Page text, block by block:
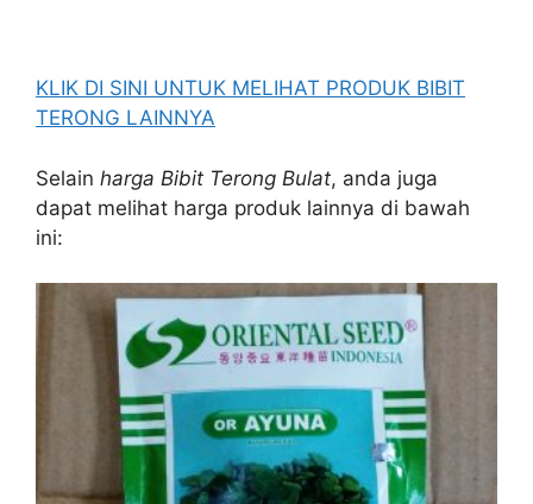
KLIK DI SINI UNTUK MELIHAT PRODUK BIBIT
TERONG LAINNYA
Selain harga Bibit Terong Bulat, anda juga
dapat melihat harga produk lainnya di bawah
ini: